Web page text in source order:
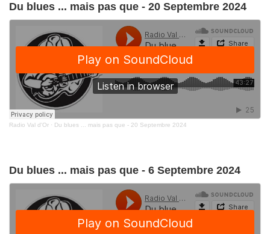
Du blues ... mais pas que - 20 Septembre 2024
Radio Val d'Or · Du blues ... mais pas que - 20 Septembre 2024
Du blues ... mais pas que - 6 Septembre 2024